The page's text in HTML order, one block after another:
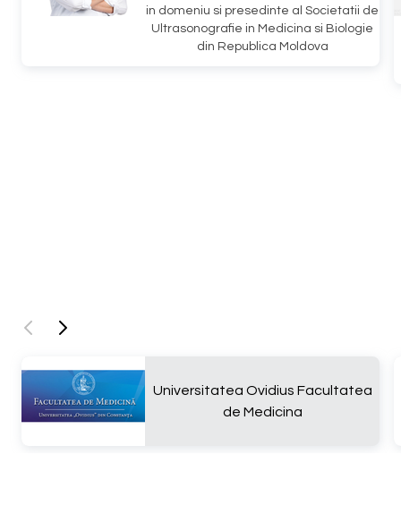
in domeniu si presedinte al Societatii de
Ultrasonografie in Medicina si Biologie
din Republica Moldova
Universitatea Ovidius Facultatea
de Medicina